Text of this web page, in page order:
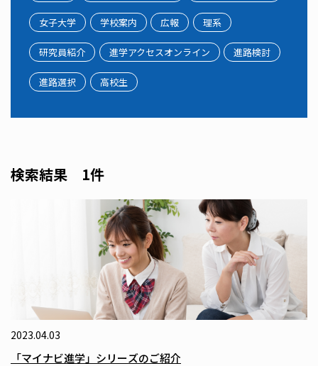
女子大学 学校案内 広報 理系
研究員紹介 進学アクセスオンライン 進路検討
進路選択 高校生
検索結果 1件
2023.04.03
「マイナビ進学」シリーズのご紹介